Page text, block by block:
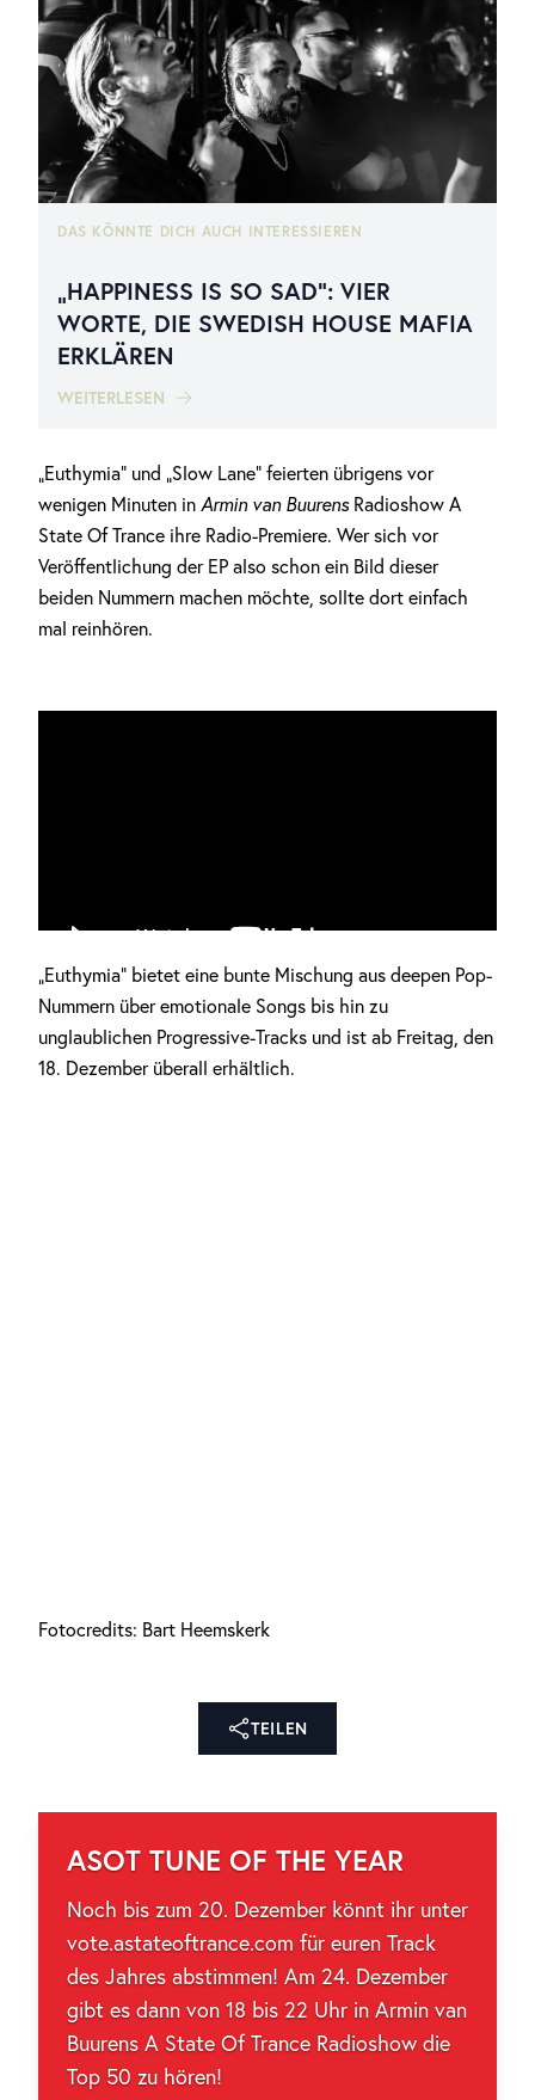
DAS KÖNNTE DICH AUCH INTERESSIEREN
„HAPPINESS IS SO SAD“: VIER
WORTE, DIE SWEDISH HOUSE MAFIA
ERKLÄREN
WEITERLESEN
„Euthymia“ und „Slow Lane“ feierten übrigens vor
wenigen Minuten in Armin van BuurensRadioshow A
State Of Trance ihre Radio-Premiere. Wer sich vor
Veröffentlichung der EP also schon ein Bild dieser
beiden Nummern machen möchte, sollte dort einfach
mal reinhören.
Anzeige
„Euthymia“ bietet eine bunte Mischung aus deepen Pop-
Nummern über emotionale Songs bis hin zu
unglaublichen Progressive-Tracks und ist ab Freitag, den
18. Dezember überall erhältlich.
Fotocredits: Bart Heemskerk
TEILEN
ASOT TUNE OF THE YEAR
Noch bis zum 20. Dezember könnt ihr unter
vote.astateoftrance.com für euren Track
des Jahres abstimmen! Am 24. Dezember
gibt es dann von 18 bis 22 Uhr in Armin van
Buurens A State Of Trance Radioshow die
Top 50 zu hören!